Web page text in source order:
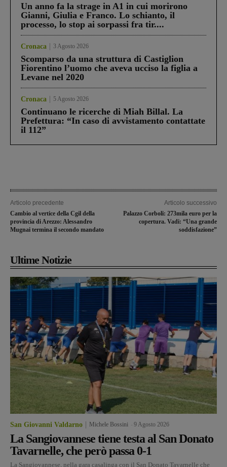
Un anno fa la strage in A1 in cui morirono
Gianni, Giulia e Franco. Lo schianto, il
processo, lo stop ai sorpassi fra tir....
Cronaca 3 Agosto 2026
Scomparso da una struttura di Castiglion
Fiorentino l’uomo che aveva ucciso la figlia a
Levane nel 2020
Cronaca 5 Agosto 2026
Continuano le ricerche di Miah Billal. La
Prefettura: “In caso di avvistamento contattate
il 112”
Articolo precedente
Cambio al vertice della Cgil della
provincia di Arezzo: Alessandro
Mugnai termina il secondo mandato
Articolo successivo
Palazzo Corboli: 273mila euro per la
copertura. Vadi: “Una grande
soddisfazione”
Ultime Notizie
San Giovanni Valdarno Michele Bossini 9 Agosto 2026
La Sangiovannese tiene testa al San Donato
Tavarnelle, che però passa 0-1
La Sangiovannese, nella gara casalinga con il San Donato Tavarnelle che